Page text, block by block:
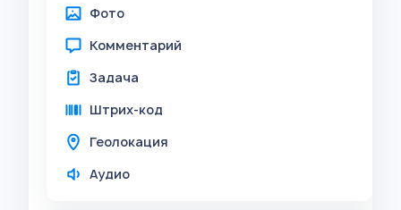
Фото
Комментарий
Задача
Штрих-код
Геолокация
Аудио